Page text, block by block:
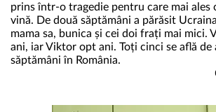
prins într-o tragedie pentru care mai ales
vină. De două săptămâni a părăsit
mama sa, bunica și cei doi frați mai mici.
ani, iar Viktor opt ani. Toți cinci se află de
săptămâni în România.